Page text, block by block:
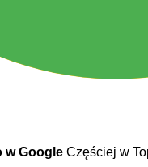
w Google Częściej w